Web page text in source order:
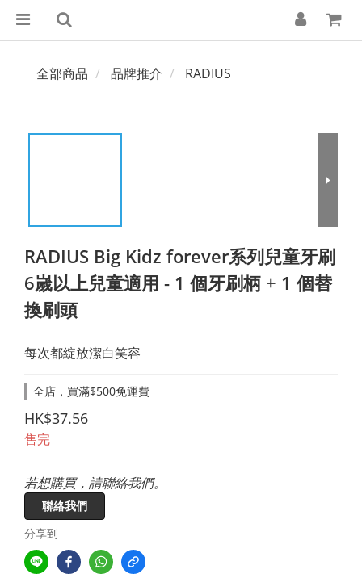
全部商品 品牌推介 RADIUS
RADIUS Big Kidz forever系列兒童牙刷
6嵗以上兒童適用 - 1 個牙刷柄 + 1 個替
換刷頭
每次都綻放潔白笑容
全店，買滿$500免運費
HK$37.56
售完
若想購買，請聯絡我們。
聯絡我們
分享到